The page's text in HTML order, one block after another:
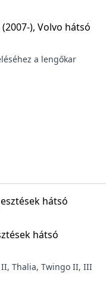
), Volvo hátsó
a lengőkar
hátsó
II, Thalia, Twingo II, III